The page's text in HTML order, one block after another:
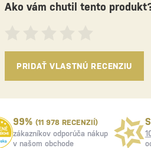
Ako vám chutil tento
PRIDAŤ VLASTNÚ RECENZIU
99% (11 978 RECENZIÍ)
zákazníkov odporúča nákup
v našom obchode